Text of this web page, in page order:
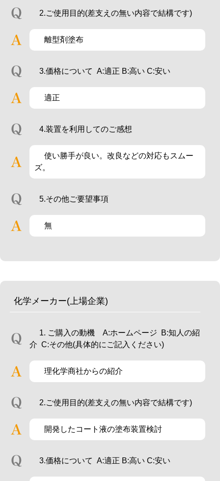
2.ご使用目的(差支えの無い内容で結構です)
離型剤塗布
3.価格について A:適正 B:高い C:安い
適正
4.装置を利用してのご感想
使い勝手が良い。改良などの対応もスムー
ズ。
5.その他ご要望事項
無
化学メーカー(上場企業)
1. ご購入の動機 A:ホームページ B:知人の紹
介 C:その他(具体的にご記入ください)
理化学商社からの紹介
2.ご使用目的(差支えの無い内容で結構です)
開発したコート液の塗布装置検討
3.価格について A:適正 B:高い C:安い